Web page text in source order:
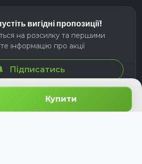
Купити
вигідні пропозиції!
на розсилку та першими
інформацію про акції
Підписатись
АГРО. Всі права захищені.